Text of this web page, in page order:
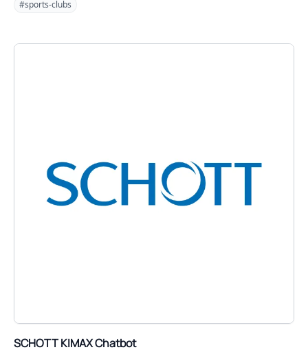
#sports-clubs
SCHOTT KIMAX Chatbot